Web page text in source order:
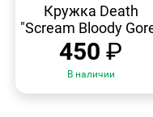
ПРОСМОТР
Кружка Death
"Scream Bloody
450 ₽
В наличии